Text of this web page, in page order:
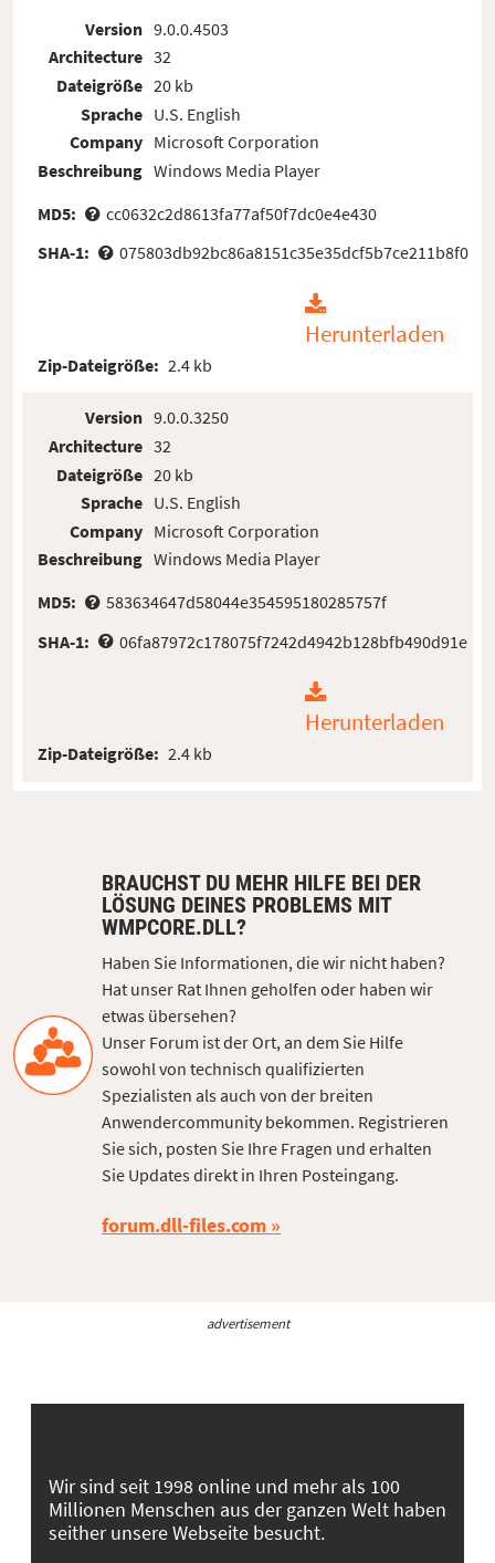
Version
Architecture
Dateigröße
Sprache
Company
Beschreibung
9.0.0.4503
32
20 kb
U.S. English
Microsoft Corporation
Windows Media Player
MD5:
cc0632c2d8613fa77af50f7dc0e4e430
SHA-1:
075803db92bc86a8151c35e35dcf5b7ce211b8f0
Herunterladen
Zip-Dateigröße: 2.4 kb
Version
Architecture
Dateigröße
Sprache
Company
Beschreibung
9.0.0.3250
32
20 kb
U.S. English
Microsoft Corporation
Windows Media Player
MD5:
583634647d58044e354595180285757f
SHA-1:
06fa87972c178075f7242d4942b128bfb490d91e
Herunterladen
Zip-Dateigröße: 2.4 kb
BRAUCHST DU MEHR HILFE BEI DER
LÖSUNG DEINES PROBLEMS MIT
WMPCORE.DLL?
Haben Sie Informationen, die wir nicht haben?
Hat unser Rat Ihnen geholfen oder haben wir
etwas übersehen?
Unser Forum ist der Ort, an dem Sie Hilfe
sowohl von technisch qualifizierten
Spezialisten als auch von der breiten
Anwendercommunity bekommen. Registrieren
Sie sich, posten Sie Ihre Fragen und erhalten
Sie Updates direkt in Ihren Posteingang.
forum.dll-files.com
advertisement
Wir sind seit 1998 online und mehr als 100
Millionen Menschen aus der ganzen Welt haben
seither unsere Webseite besucht.